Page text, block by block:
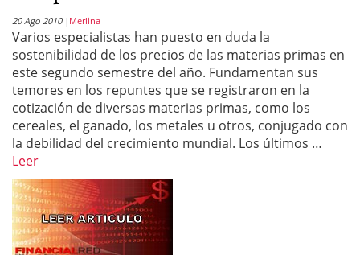
20 Ago 2010 Merlina
Varios especialistas han puesto en duda la
sostenibilidad de los precios de las materias primas en
este segundo semestre del año. Fundamentan sus
temores en los repuntes que se registraron en la
cotización de diversas materias primas, como los
cereales, el ganado, los metales u otros, conjugado con
la debilidad del crecimiento mundial. Los últimos …
Leer